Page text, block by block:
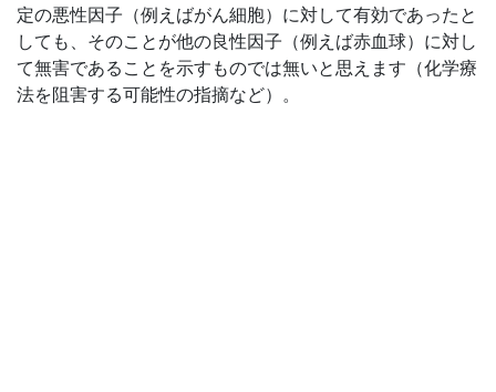
定の悪性因子（例えばがん細胞）に対して有効であったと
しても、そのことが他の良性因子（例えば赤血球）に対し
て無害であることを示すものでは無いと思えます（化学療
法を阻害する可能性の指摘など）。